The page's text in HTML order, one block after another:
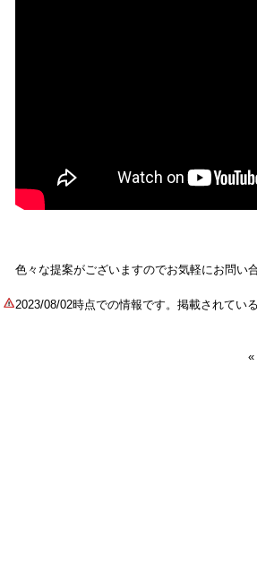
色々な提案がございますのでお気軽にお問い
2023/08/02時点での情報です。掲載されてい
«